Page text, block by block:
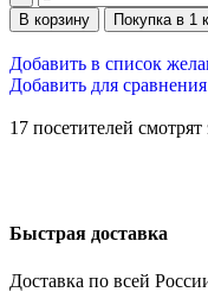
В корзину Покупка в 1
Добавить в список
Добавить для сравнения
17 посетителей
Быстрая доставка
Доставка по всей